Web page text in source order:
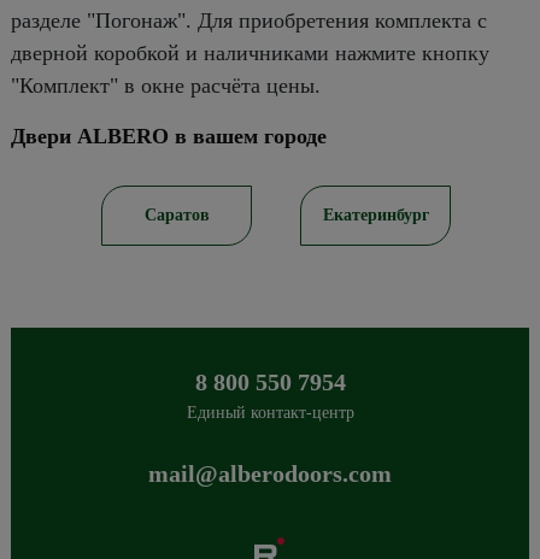
разделе "Погонаж". Для приобретения комплекта с
дверной коробкой и наличниками нажмите кнопку
"Комплект" в окне расчёта цены.
Двери ALBERO в вашем городе
Саратов Екатеринбург
8 800 550 7954
Единый контакт-центр
mail@alberodoors.com